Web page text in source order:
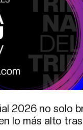
2026 no solo
lo más alto